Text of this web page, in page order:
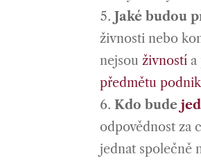
Jaké budou
živnosti nebo
nejsouživností
předmětu
Kdo bude
odpovědnost za
jednat společně